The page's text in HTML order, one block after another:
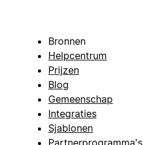
Bronnen
Helpcentrum
Prijzen
Blog
Gemeenschap
Integraties
Sjablonen
Partnerprogramma's